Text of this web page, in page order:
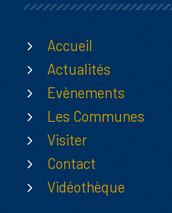
Accueil
Actualités
Evènements
Les Communes
Visiter
Contact
Vidéothèque